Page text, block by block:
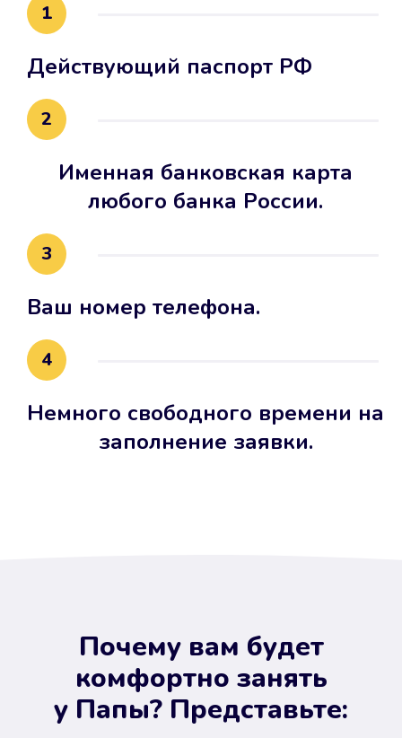
1
Действующий паспорт РФ
2
Именная банковская карта
любого банка России.
3
Ваш номер телефона.
4
Немного свободного времени на
заполнение заявки.
Почему вам будет
комфортно занять
у Папы? Представьте: